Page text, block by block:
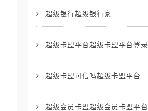
超级银行超级银行家
超级卡盟平台超级卡盟平台登录
超级卡盟可信吗超级卡盟平台
超级会员卡盟超级会员卡盟平台